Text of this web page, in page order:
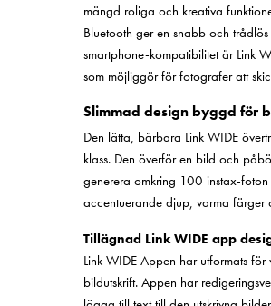
mängd roliga och kreativa
Bluetooth ger en snabb och
smartphone-kompatibilitet är Link
som möjliggör för fotografer att
Slimmad design byggd för
Den lätta, bärbara Link WIDE
klass. Den överför en bild och
generera omkring 100 instax-
accentuerande djup, varma färger
Tillägnad Link WIDE app
Link WIDE Appen har utformats
bildutskrift. Appen har